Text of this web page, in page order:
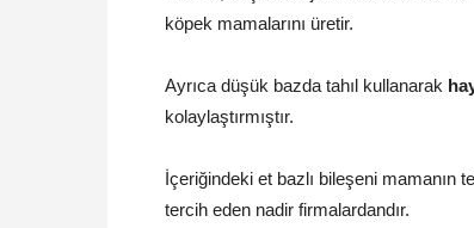
köpek mamalarını üretir.
Ayrıca düşük bazda tahıl kullanarak
kolaylaştırmıştır.
İçeriğindeki et bazlı bileşeni mamanın
tercih eden nadir firmalardandır.